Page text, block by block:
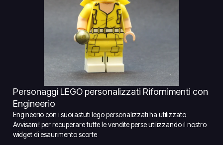
Personaggi LEGO personalizzati Rifornimenti con
Engineerio
Engineerio con i suoi astuti lego personalizzati ha utilizzato
Avvisami! per recuperare tutte le vendite perse utilizzando il nostro
widget di esaurimento scorte